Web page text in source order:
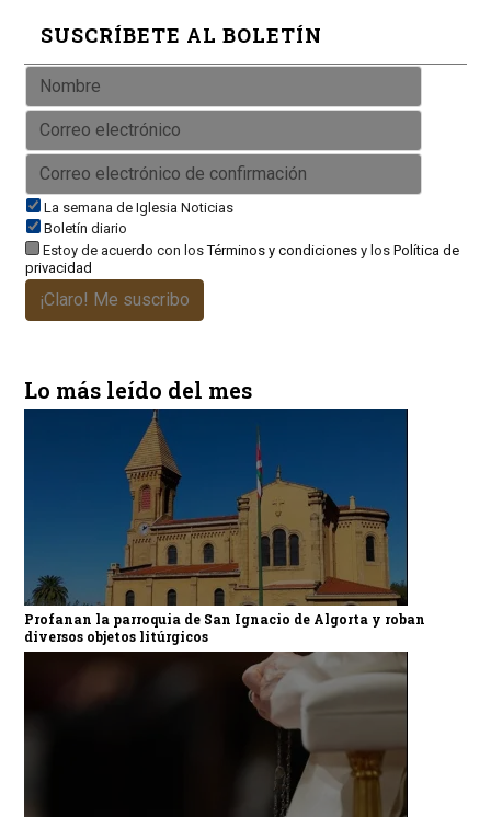
SUSCRÍBETE AL BOLETÍN
La semana de Iglesia Noticias
Boletín diario
Estoy de acuerdo con losTérminos y condicionesy los Política de
privacidad
¡Claro! Me suscribo
Lo más leído del mes
Profanan la parroquia de San Ignacio de Algorta y roban
diversos objetos litúrgicos